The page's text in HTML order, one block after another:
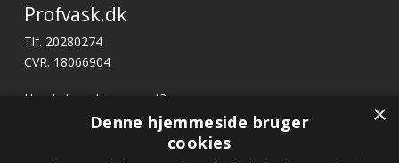
Profvask.dk
Tlf. 20280274
CVR. 18066904
Har du brug for support?
profvask@kpa.dk ×
Denne hjemmeside bruger
cookies